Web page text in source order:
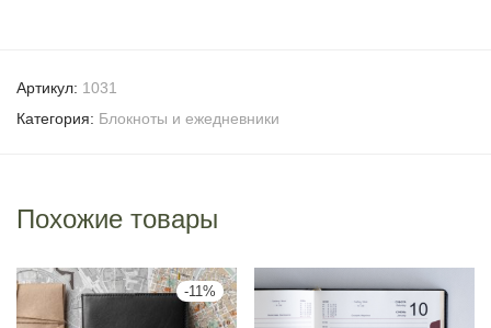
Артикул: 1031
Категория: Блокноты и ежедневники
Похожие товары
-11%